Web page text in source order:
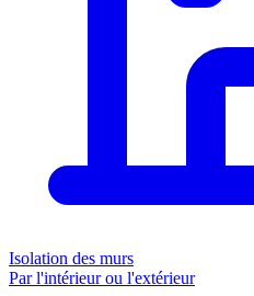
Isolation des murs
Par l'intérieur ou l'extérieur